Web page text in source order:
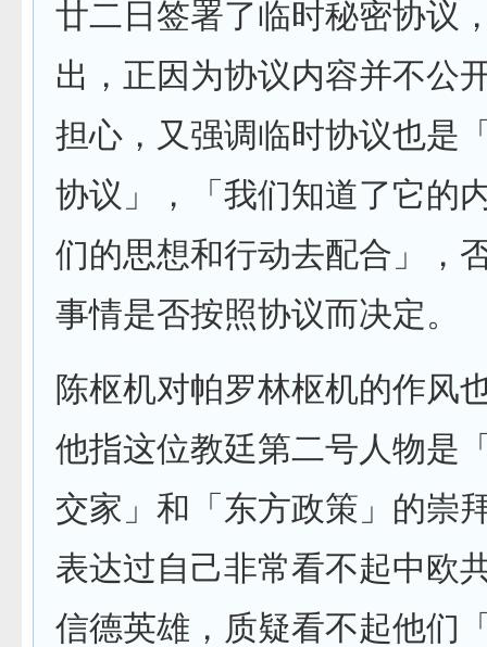
廿二日签署了临时秘密协议
出，正因为协议内容并不公
担心，又强调临时协议也是
协议」，「我们知道了它的
们的思想和行动去配合」，
事情是否按照协议而决定。
陈枢机对帕罗林枢机的作风
他指这位教廷第二号人物是
交家」和「东方政策」的崇
表达过自己非常看不起中欧
信德英雄，质疑看不起他们